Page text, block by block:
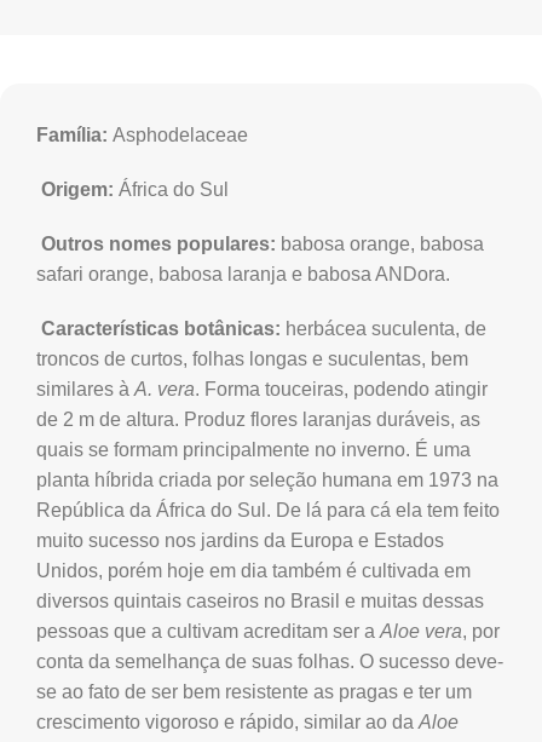
Família: Asphodelaceae
Origem: África do Sul
Outros nomes populares: babosa orange, babosa
safari orange, babosa laranja e babosa ANDora.
Características botânicas: herbácea suculenta, de
troncos de curtos, folhas longas e suculentas, bem
similares àA. vera. Forma touceiras, podendo atingir
de 2 m de altura. Produz flores laranjas duráveis, as
quais se formam principalmente no inverno. É uma
planta híbrida criada por seleção humana em 1973 na
República da África do Sul. De lá para cá ela tem feito
muito sucesso nos jardins da Europa e Estados
Unidos, porém hoje em dia também é cultivada em
diversos quintais caseiros no Brasil e muitas dessas
pessoas que a cultivam acreditam ser aAloe vera, por
conta da semelhança de suas folhas. O sucesso deve-
se ao fato de ser bem resistente as pragas e ter um
crescimento vigoroso e rápido, similar ao daAloe